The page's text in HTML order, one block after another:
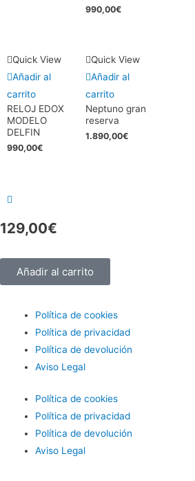
990,00€
Quick View
Añadir al
carrito
RELOJ EDOX
MODELO
DELFIN
990,00€
Quick View
Añadir al
carrito
Neptuno gran
reserva
1.890,00€
129,00€
Añadir al carrito
Política de cookies
Política de privacidad
Política de devolución
Aviso Legal
Política de cookies
Política de privacidad
Política de devolución
Aviso Legal